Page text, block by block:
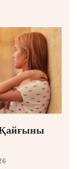
Қайғыны